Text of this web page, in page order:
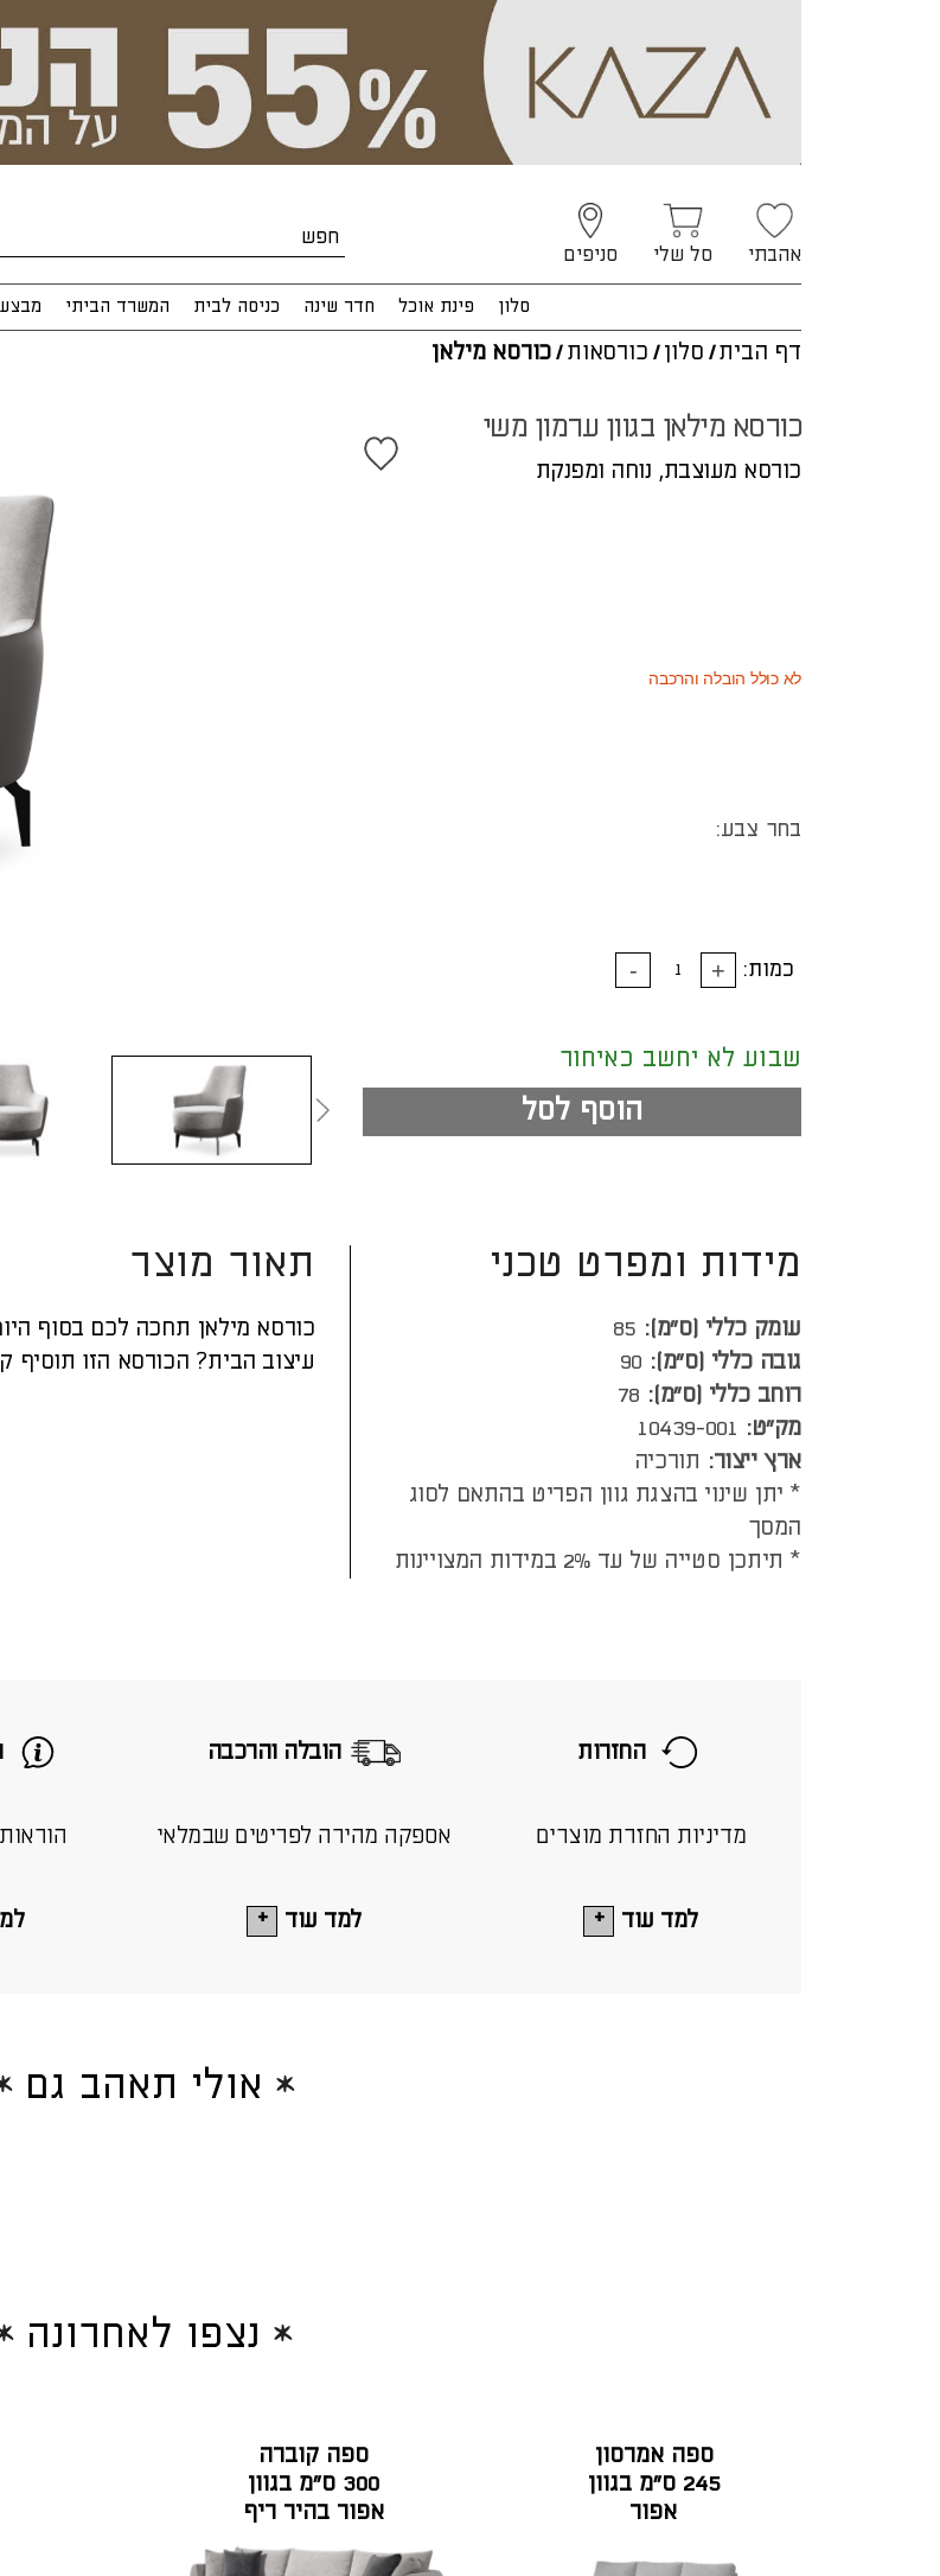
אהבתי סל שלי סניפים
סלון פינת אוכל חדר שינה כניסה לבית המשרד הביתי
דף הבית/ סלון / כורסאות/כורסא מילאן
כורסא מילאן בגוון ערמון משי
כורסא מעוצבת, נוחה ומפנקת
לא כולל הובלה והרכבה
בחר צבע:
כמות:
שבוע לא יחשב כאיחור
הוסף לסל
תאור מוצר
כורסא מילאן תחכה לכם בסוף
עיצוב הבית? הכורסא הזו תוסיף
מידות ומפרט טכני
עומק כללי (ס”מ): 85
גובה כללי (ס”מ): 90
רוחב כללי (ס”מ): 78
מק"ט: 10439-001
ארץ ייצור: תורכיה
* יתן שינוי בהצגת גוון הפריט בהתאם לסוג
המסך
* תיתכן סטייה של עד 2% במידות המצויינות
הובלה והרכבה
אספקה מהירה לפריטים שבמלאי
למד עוד
החזרות
מדיניות החזרת מוצרים
למד עוד
אולי תאהב גם
נצפו לאחרונה
ספה אמרסון
245 ס"מ בגוון
אפור
ספה קוברה
300 ס"מ בגוון
אפור בהיר ריף